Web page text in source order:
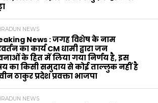
NEWS
News : जगह विशेष के नाम
का कार्य CM धामी द्वारा जन
के हित में लिया गया निर्णय है, इस
का किसी समुदाय से कोई ताल्लुक नहीं है
ठाकुर प्रदेश प्रवक्ता भाजपा
NEWS